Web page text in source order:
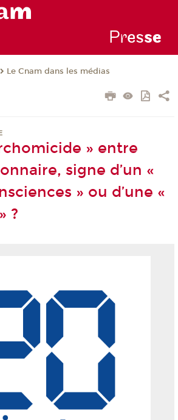
Presse
Le Cnam dans les médias
» entre
signe d’un «
» ou d’une «
?